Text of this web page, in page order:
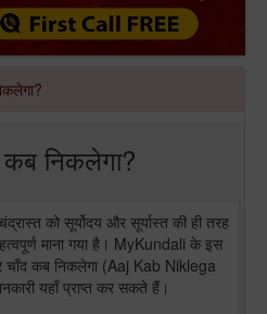
निकलेगा?
को सूर्योदय और सूर्यास्त की ही तरह
माना गया है। MyKundali के इस
चाँद कब निकलेगा (Aaj Kab Niklega
यहाँ प्राप्त कर सकते हैं।